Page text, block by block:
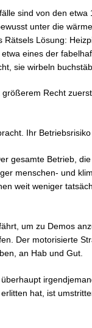
sind von den etwa
unter die
Lösung:
eines der
sie wirbeln
Recht
Ihr
gesamte Betrieb,
menschen- und
weit weniger
um zu Demos
Der motorisierte
an Hab und Gut.
hat, ist